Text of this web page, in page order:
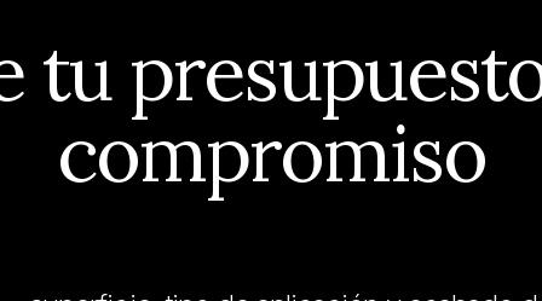
tu
compromiso